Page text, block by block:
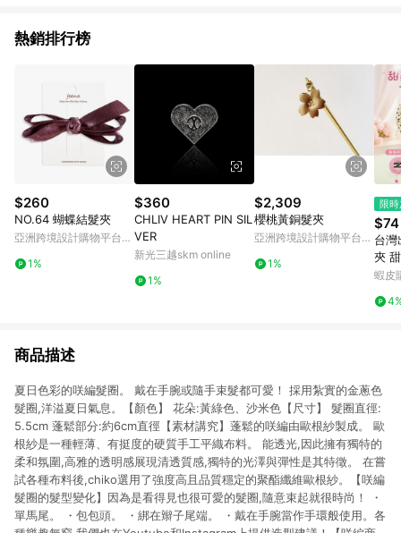
熱銷排行榜
$260
NO.64 蝴蝶結髮夾
亞洲跨境設計購物平台
1%
$360
CHLIV HEART PIN SIL
VER
新光三越skm online
1%
$2,309
櫻桃黃銅髮夾
亞洲跨境設計購物平台
1%
限
$74
台灣
夾
勺扁
小女
蝦皮
商品描述
夏日色彩的咲編髮圈。 戴在手腕或隨手束髮都可愛！ 採用紮實的金蔥色
髮圈,洋溢夏日氣息。【顏色】 花朵:黃綠色、沙米色【尺寸】 髮圈直徑:
5.5cm 蓬鬆部分:約6cm直徑【素材講究】蓬鬆的咲編由歐根紗製成。 歐
根紗是一種輕薄、有挺度的硬質手工平織布料。 能透光,因此擁有獨特的
柔和氛圍,高雅的透明感展現清透質感,獨特的光澤與彈性是其特徵。 在嘗
試各種布料後,chiko選用了強度高且品質穩定的聚酯纖維歐根紗。【咲編
髮圈的髮型變化】因為是看得見也很可愛的髮圈,隨意束起就很時尚！ ・
單馬尾。 ・包包頭。 ・綁在辮子尾端。 ・戴在手腕當作手環般使用。各